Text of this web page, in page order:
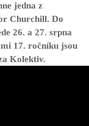
jedna z
Churchill. Do
26. a 27. srpna
17. ročníku jsou
Kolektiv.